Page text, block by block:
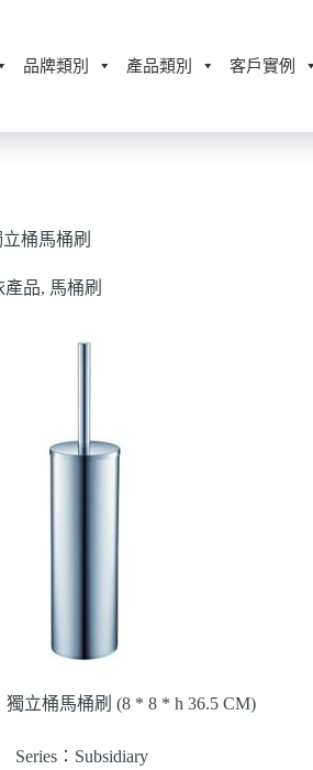
品牌類別 產品類別 客戶實例
立桶馬桶刷
產品, 馬桶刷
獨立桶馬桶刷 (8 * 8 * h 36.5 CM)
Series：Subsidiary